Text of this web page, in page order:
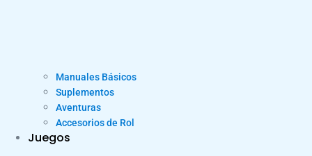
Manuales Básicos
Suplementos
Aventuras
Accesorios de Rol
Juegos